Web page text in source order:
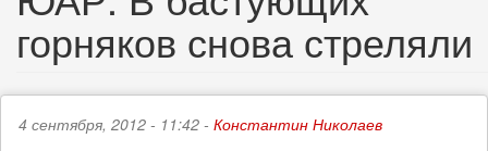
горняков снова стреляли
4 сентября, 2012 - 11:42 - Константин Николаев